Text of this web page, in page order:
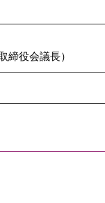
役会議長）